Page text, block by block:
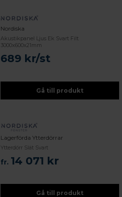
Nordiska
Akustikpanel Ljus Ek Svart Filt
3000x600x21mm
689 kr/st
Gå till produkt
Lagerförda Ytterdörrar
Ytterdörr Slät Svart
fr. 14 071 kr
Gå till produkt